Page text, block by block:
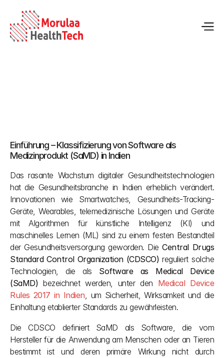
02.05.2026
Einführung – Klassifizierung von Software als
Medizinprodukt (SaMD) in Indien
Das rasante Wachstum digitaler Gesundheitstechnologien
hat die Gesundheitsbranche in Indien erheblich verändert.
Innovationen wie Smartwatches, Gesundheits-Tracking-
Geräte, Wearables, telemedizinische Lösungen und Geräte
mit Algorithmen für künstliche Intelligenz (KI) und
maschinelles Lernen (ML) sind zu einem festen Bestandteil
der Gesundheitsversorgung geworden. Die Central Drugs
Standard Control Organization (CDSCO) reguliert solche
Technologien, die als Software as Medical Device
(SaMD) bezeichnet werden, unter den Medical Device
Rules 2017 in Indien, um Sicherheit, Wirksamkeit und die
Einhaltung etablierter Standards zu gewährleisten.
Die CDSCO definiert SaMD als Software, die vom
Hersteller für die Anwendung am Menschen oder an Tieren
bestimmt ist und deren primäre Wirkung nicht durch